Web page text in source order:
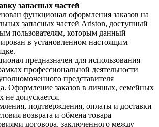
запасных частей
функционал оформления заказов на
запасных частей Ariston, доступный
пользователям, которым данный
в установленном настоящим
предназначен для использования
профессиональной деятельности
представителя
Оформление заказов в личных, семейных
допускается.
подтверждения, оплаты и доставки
возврата и обмена товара
договора, заключенного между